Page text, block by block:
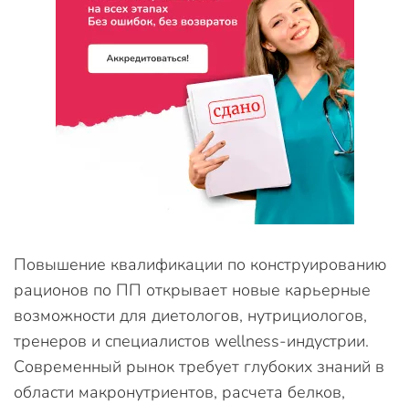
Повышение квалификации по конструированию
рационов по ПП открывает новые карьерные
возможности для диетологов, нутрициологов,
тренеров и специалистов wellness-индустрии.
Современный рынок требует глубоких знаний в
области макронутриентов, расчета белков,